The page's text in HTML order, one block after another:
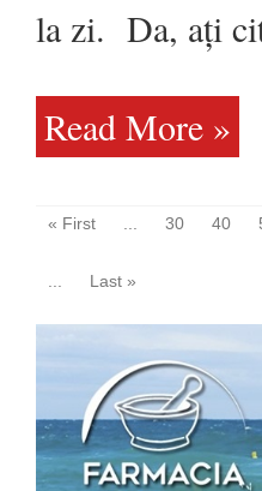
la zi. Da, ați
Read More »
« First 30 40
Last »